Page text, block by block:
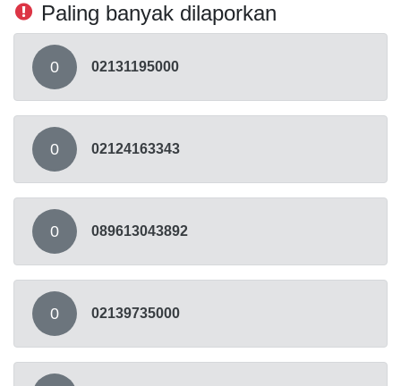
Paling banyak dilaporkan
0 02131195000
0 02124163343
0 089613043892
0 02139735000